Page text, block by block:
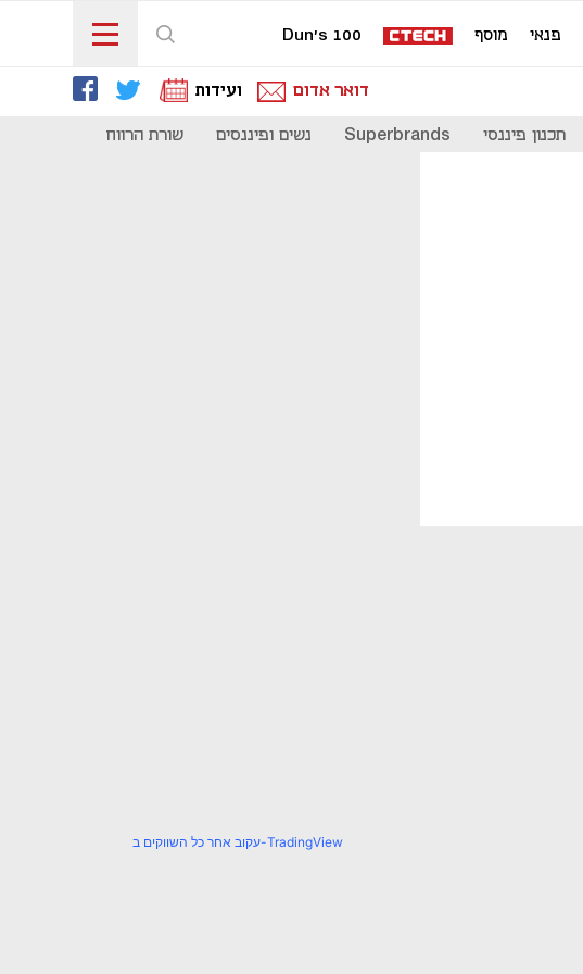
פנאי מוסף Dun's 100
דואר אדום ועידות
תכנון פיננסי Superbrands נשים ופיננסים שורת הרווח
עקוב אחר כל השווקים ב-TradingView